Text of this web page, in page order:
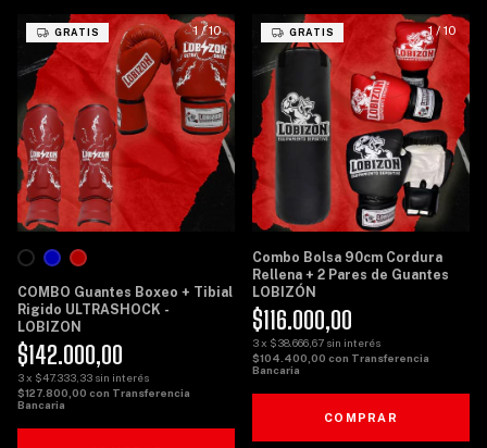
1/10
GRATIS
COMBO Guantes Boxeo + Tibial
Rigido ULTRASHOCK -
LOBIZON
$142.000,00
3x $47.333,33 sin interés
$127.800,00 con Transferencia
Bancaria
1/10
GRATIS
Combo Bolsa 90cm Cordura
Rellena + 2 Pares de Guantes
LOBIZÓN
$116.000,00
3x $38.666,67 sin interés
$104.400,00 con Transferencia
Bancaria
COMPRAR